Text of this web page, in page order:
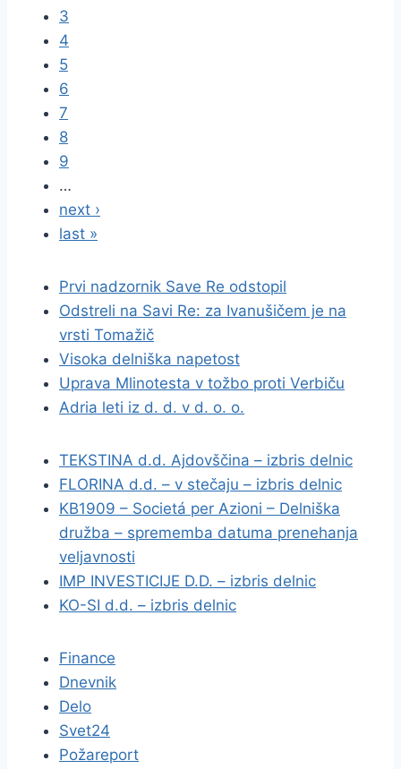
3
4
5
6
7
8
9
…
next ›
last »
Prvi nadzornik Save Re odstopil
Odstreli na Savi Re: za Ivanušičem je na
vrsti Tomažič
Visoka delniška napetost
Uprava Mlinotesta v tožbo proti Verbiču
Adria leti iz d. d. v d. o. o.
TEKSTINA d.d. Ajdovščina – izbris delnic
FLORINA d.d. – v stečaju – izbris delnic
KB1909 – Societá per Azioni – Delniška
družba – sprememba datuma prenehanja
veljavnosti
IMP INVESTICIJE D.D. – izbris delnic
KO-SI d.d. – izbris delnic
Finance
Dnevnik
Delo
Svet24
Požareport